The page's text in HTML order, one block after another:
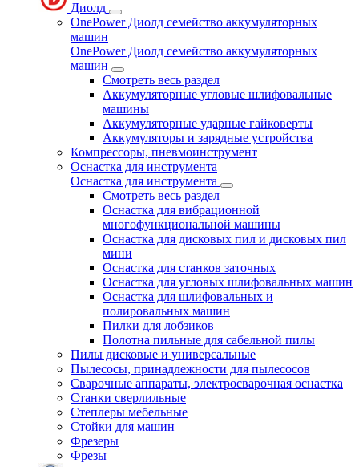
Диолд
OnePower Диолд семейство аккумуляторных
машин
OnePower Диолд семейство аккумуляторных
машин
Смотреть весь раздел
Аккумуляторные угловые шлифовальные
машины
Аккумуляторные ударные гайковерты
Аккумуляторы и зарядные устройства
Компрессоры, пневмоинструмент
Оснастка для инструмента
Оснастка для инструмента
Смотреть весь раздел
Оснастка для вибрационной
многофункциональной машины
Оснастка для дисковых пил и дисковых пил
мини
Оснастка для станков заточных
Оснастка для угловых шлифовальных машин
Оснастка для шлифовальных и
полировальных машин
Пилки для лобзиков
Полотна пильные для сабельной пилы
Пилы дисковые и универсальные
Пылесосы, принадлежности для пылесосов
Сварочные аппараты, электросварочная оснастка
Станки сверлильные
Степлеры мебельные
Стойки для машин
Фрезеры
Фрезы